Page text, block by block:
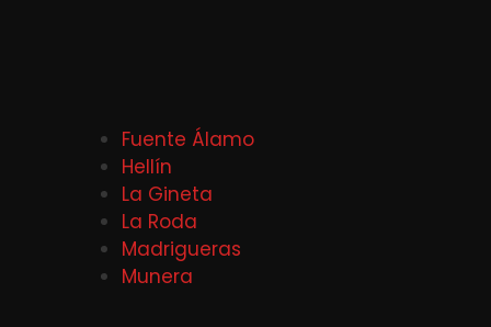
Fuente Álamo
Hellín
La Gineta
La Roda
Madrigueras
Munera